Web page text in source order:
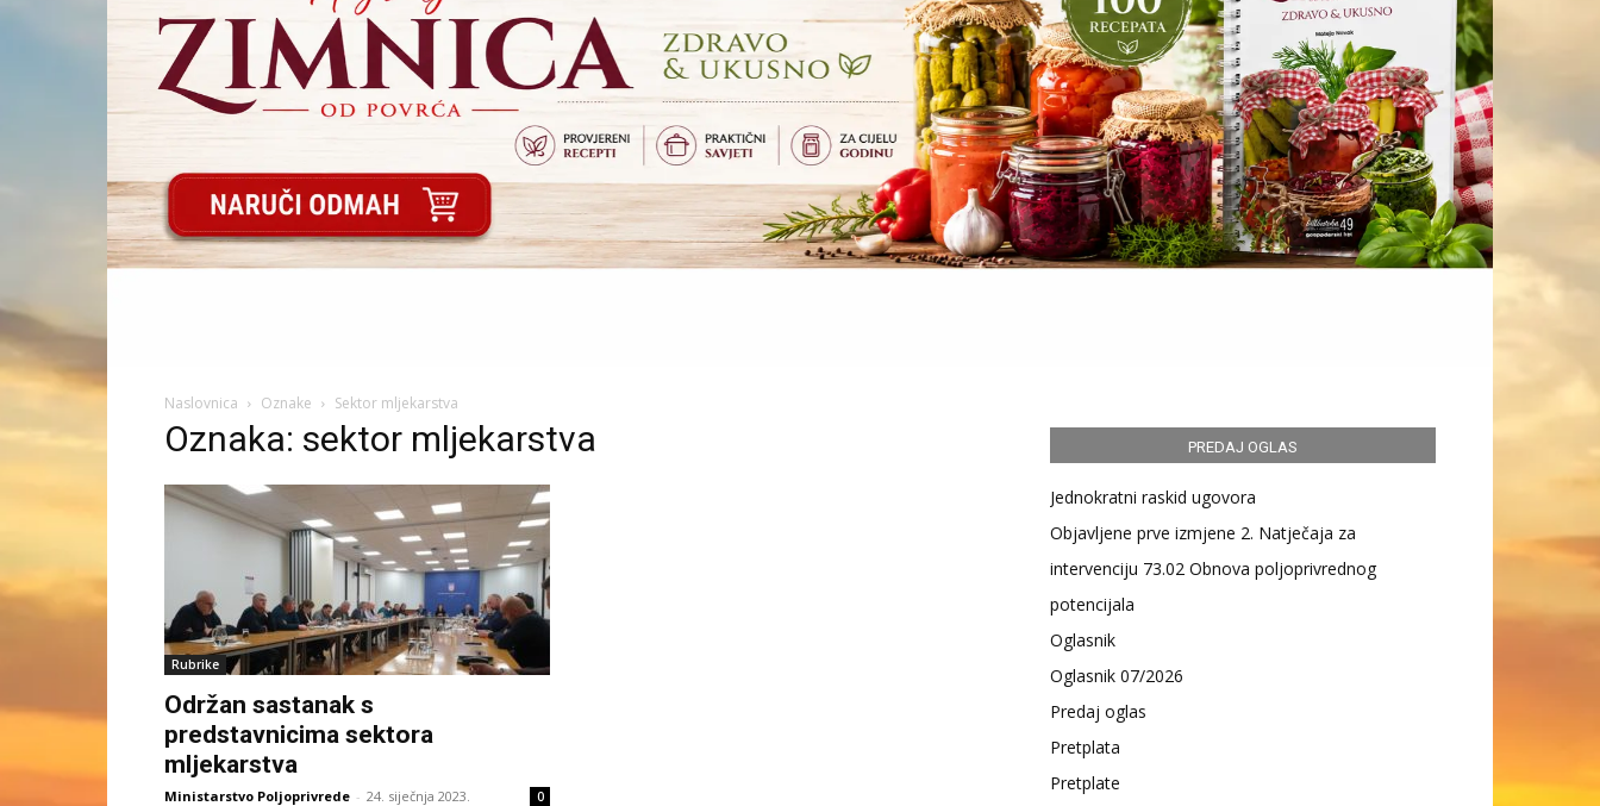
Naslovnica Oznake Sektor mljekarstva
Oznaka: sektor mljekarstva
Rubrike
Održan sastanak s
predstavnicima sektora
mljekarstva
Ministarstvo Poljoprivrede - 24. siječnja 2023. 0
PREDAJ OGLAS
Jednokratni raskid ugovora
Objavljene prve izmjene 2. Natječaja za
intervenciju 73.02 Obnova poljoprivrednog
potencijala
Oglasnik
Oglasnik 07/2026
Predaj oglas
Pretplata
Pretplate